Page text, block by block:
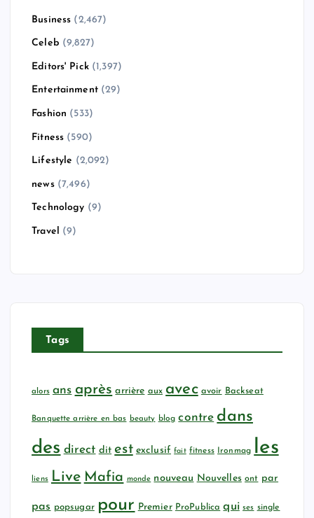
Business (2,467)
Celeb (9,827)
Editors' Pick(1,397)
Entertainment(29)
Fashion (533)
Fitness (590)
Lifestyle (2,092)
news(7,496)
Technology (9)
Travel (9)
Tags
alors ans après arrière aux avec avoir Backseat
Banquette arrière en bas beauty blog contre dans
des direct dit est exclusif fait fitness Ironmag les
liens Live Mafia monde nouveau Nouvelles ont par
pas popsugar pour Premier ProPublica qui ses single